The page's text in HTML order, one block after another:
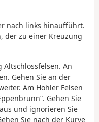
nach links hinaufführt.
der zu einer Kreuzung
Altschlossfelsen. An
Gehen Sie an der
Am Höhler Felsen
Gehen Sie
und ignorieren Sie
Sie nach der Kurve